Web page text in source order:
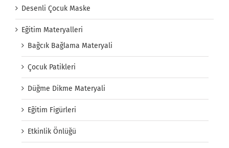
Desenli Çocuk Maske
Eğitim Materyalleri
Bağcık Bağlama Materyali
Çocuk Patikleri
Düğme Dikme Materyali
Eğitim Figürleri
Etkinlik Önlüğü